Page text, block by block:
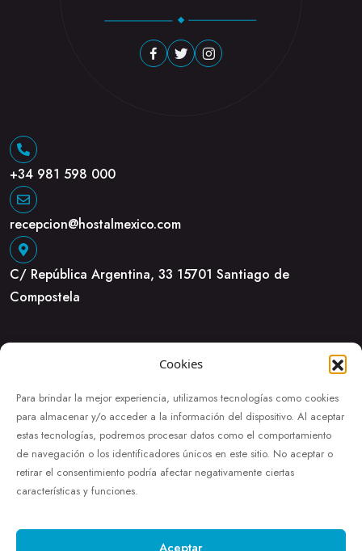
Cookies
Para brindar la mejor experiencia, utilizamos tecnologías como cookies
para almacenar y/o acceder a la información del dispositivo. Al aceptar
estas tecnologías, podremos procesar datos como el comportamiento
de navegación o los identificadores únicos en este sitio. No aceptar o
retirar el consentimiento podría afectar negativamente ciertas
características y funciones.
Aceptar
+34 981 598 000
recepcion@hostalmexico.com
C/ República Argentina, 33 15701 Santiago de
Compostela